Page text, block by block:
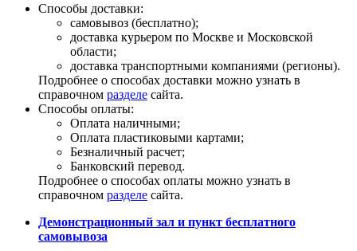
Способы доставки:
самовывоз (бесплатно);
доставка курьером по Москве и Московской
области;
доставка транспортными компаниями (регионы).
Подробнее о способах доставки можно узнать в
справочном разделе сайта.
Способы оплаты:
Оплата наличными;
Оплата пластиковыми картами;
Безналичный расчет;
Банковский перевод.
Подробнее о способах оплаты можно узнать в
справочном разделе сайта.
Демонстрационный зал и пункт бесплатного
самовывоза